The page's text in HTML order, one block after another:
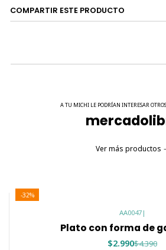
COMPARTIR ESTE PRODUCTO
A TU MICHI LE PODRÍAN INTERESAR
Ver más productos
-32%
AA0047|
Plato con forma de
$2.990$4.390